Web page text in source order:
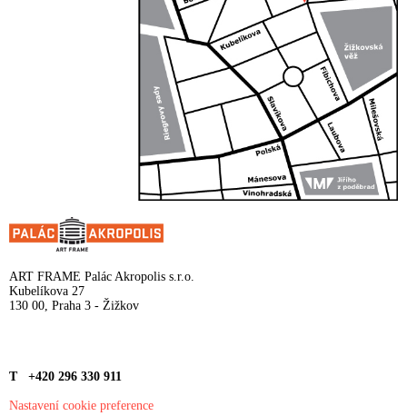
ART FRAME Palác Akropolis s.r.o.
Kubelíkova 27
130 00, Praha 3 - Žižkov
T +420 296 330 911
Nastavení cookie preference